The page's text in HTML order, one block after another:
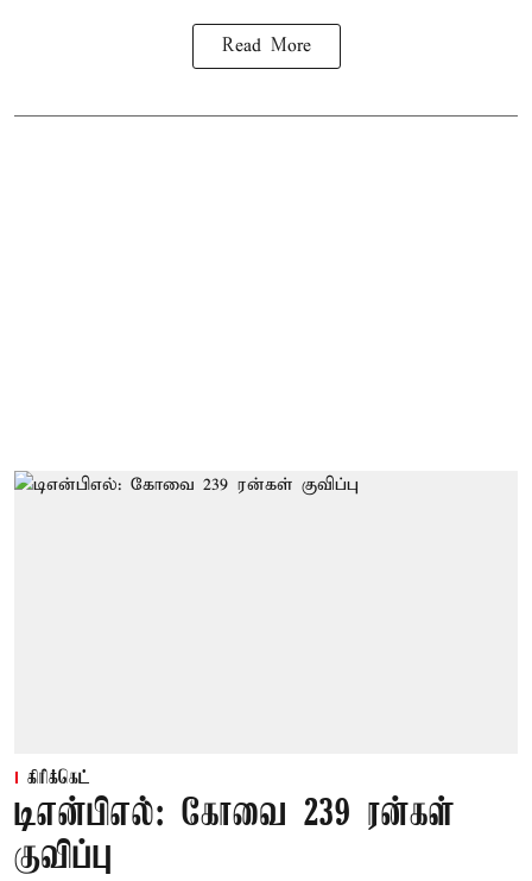
Read More
கிரிக்கெட்
டிஎன்பிஎல்: கோவை 239 ரன்கள்
குவிப்பு